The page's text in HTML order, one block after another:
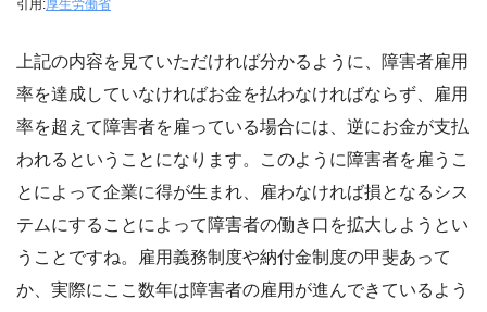
引用:厚生労働省
上記の内容を見ていただければ分かるように、障害者雇用
率を達成していなければお金を払わなければならず、雇用
率を超えて障害者を雇っている場合には、逆にお金が支払
われるということになります。このように障害者を雇うこ
とによって企業に得が生まれ、雇わなければ損となるシス
テムにすることによって障害者の働き口を拡大しようとい
うことですね。雇用義務制度や納付金制度の甲斐あって
か、実際にここ数年は障害者の雇用が進んできているよう